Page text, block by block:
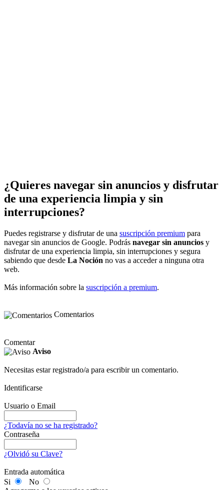
¿Quieres navegar sin anuncios y disfrutar
de una experiencia limpia y sin
interrupciones?
Puedes registrarse y disfrutar de una suscripción premium para
navegar sin anuncios de Google. Podrás navegar sin anuncios y
disfrutar de una experiencia limpia, sin interrupciones y segura
sabiendo que desde La Noción no vas a acceder a ninguna otra
web.
Más información sobre la suscripción a premium.
Comentarios
Comentar
Aviso
Necesitas estar registrado/a para escribir un comentario.
Identificarse
Usuario o Email
¿Todavía no se ha registrado?
Contraseña
¿Olvidó su Clave?
Entrada automática
Si
No